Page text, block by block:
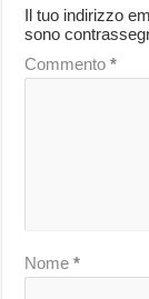
Il tuo indirizzo
sono
Commento*
Nome*